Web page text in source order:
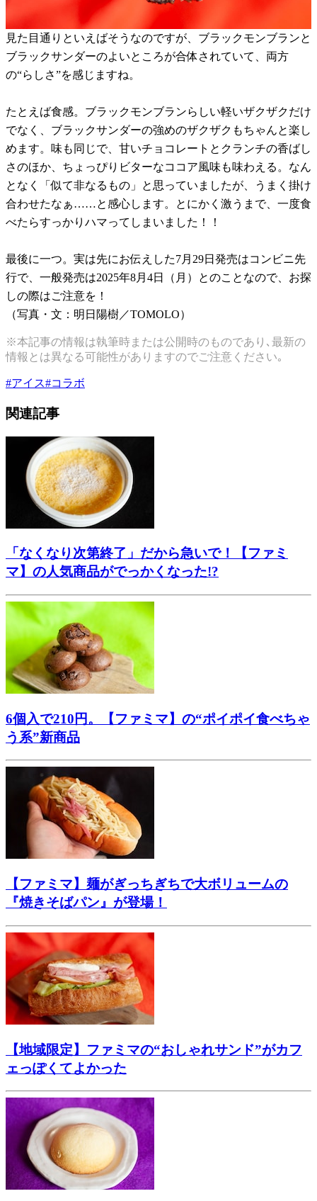
見た目通りといえばそうなのですが、ブラックモンブランと
ブラックサンダーのよいところが合体されていて、両方
の“らしさ”を感じますね。
たとえば食感。ブラックモンブランらしい軽いザクザクだけ
でなく、ブラックサンダーの強めのザクザクもちゃんと楽し
めます。味も同じで、甘いチョコレートとクランチの香ばし
さのほか、ちょっぴりビターなココア風味も味わえる。なん
となく「似て非なるもの」と思っていましたが、うまく掛け
合わせたなぁ……と感心します。とにかく激うまで、一度食
べたらすっかりハマってしまいました！！
最後に一つ。実は先にお伝えした7月29日発売はコンビニ先
行で、一般発売は2025年8月4日（月）とのことなので、お探
しの際はご注意を！
（写真・文：明日陽樹／TOMOLO）
※本記事の情報は執筆時または公開時のものであり､最新の
情報とは異なる可能性がありますのでご注意ください｡
#アイス#コラボ
関連記事
「なくなり次第終了」だから急いで！【ファミ
マ】の人気商品がでっかくなった!?
6個入で210円。【ファミマ】の“ポイポイ食べちゃ
う系”新商品
【ファミマ】麺がぎっちぎちで大ボリュームの
『焼きそばパン』が登場！
【地域限定】ファミマの“おしゃれサンド”がカフ
ェっぽくてよかった